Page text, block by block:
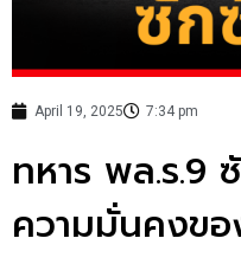
April 19, 2025 7:34 pm
ทหาร พล.ร.9
ความมั่นคงขอ